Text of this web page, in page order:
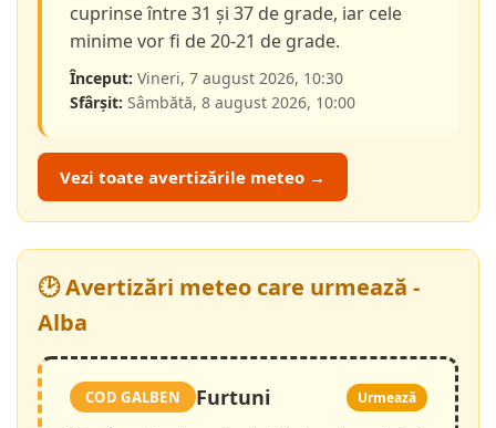
cuprinse între 31 și 37 de grade, iar cele
minime vor fi de 20-21 de grade.
Început: Vineri, 7 august 2026, 10:30
Sfârșit: Sâmbătă, 8 august 2026, 10:00
Vezi toate avertizările meteo →
🕑 Avertizări meteo care urmează -
Alba
COD GALBEN Furtuni Urmează